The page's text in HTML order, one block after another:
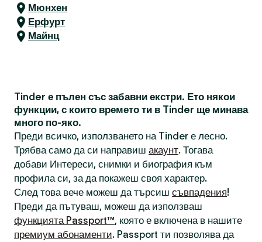
Мюнхен
Ерфурт
Майнц
Tinder е пълен със забавни екстри. Ето някои
функции, с които времето ти в Tinder ще минава
много по-яко.
Преди всичко, използването на Tinder е лесно.
Трябва само да си направиш акаунт. Тогава
добави Интереси, снимки и биография към
профила си, за да покажеш своя характер.
След това вече можеш да търсиш съвпадения!
Преди да пътуваш, можеш да използваш
функцията Passport™, която е включена в нашите
премиум абонаменти. Passport ти позволява да